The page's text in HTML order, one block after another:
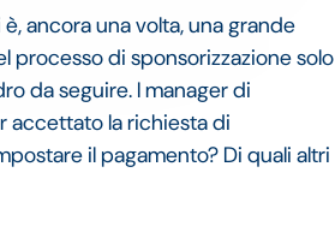
ancora una volta, una grande
processo di sponsorizzazione solo
da seguire. I manager di
accettato la richiesta di
il pagamento? Di quali altri